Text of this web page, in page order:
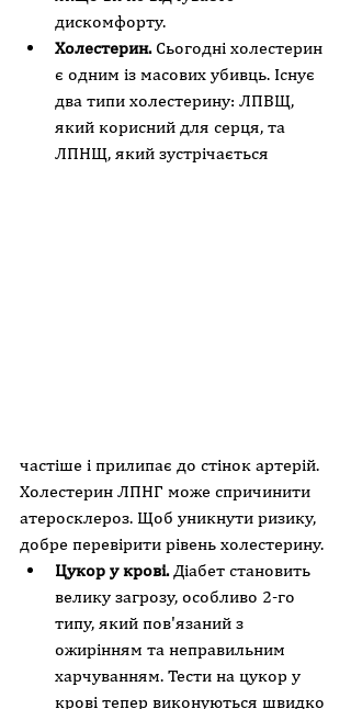
дискомфорту.
Холестерин. Сьогодні холестерин
є одним із масових убивць. Існує
два типи холестерину: ЛПВЩ,
який корисний для серця, та
ЛПНЩ, який зустрічається
частіше і прилипає до стінок артерій.
Холестерин ЛПНГ може спричинити
атеросклероз. Щоб уникнути ризику,
добре перевірити рівень холестерину.
Цукор у крові. Діабет становить
велику загрозу, особливо 2-го
типу, який пов'язаний з
ожирінням та неправильним
харчуванням. Тести на цукор у
крові тепер виконуються швидко